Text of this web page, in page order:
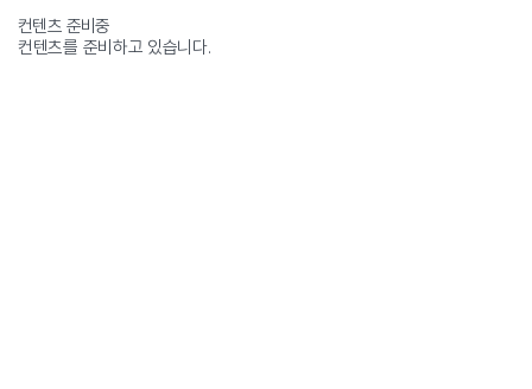
컨텐츠 준비중
컨텐츠를 준비하고 있습니다.